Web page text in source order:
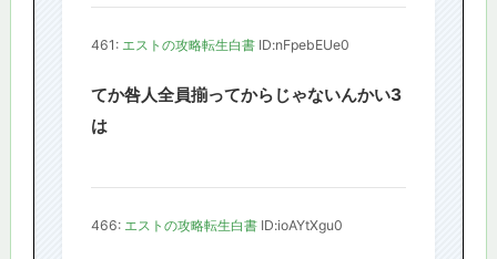
461: エストの攻略転生白書 ID:nFpebEUe0
てか咎人全員揃ってからじゃないんかい3
は
466: エストの攻略転生白書 ID:ioAYtXgu0